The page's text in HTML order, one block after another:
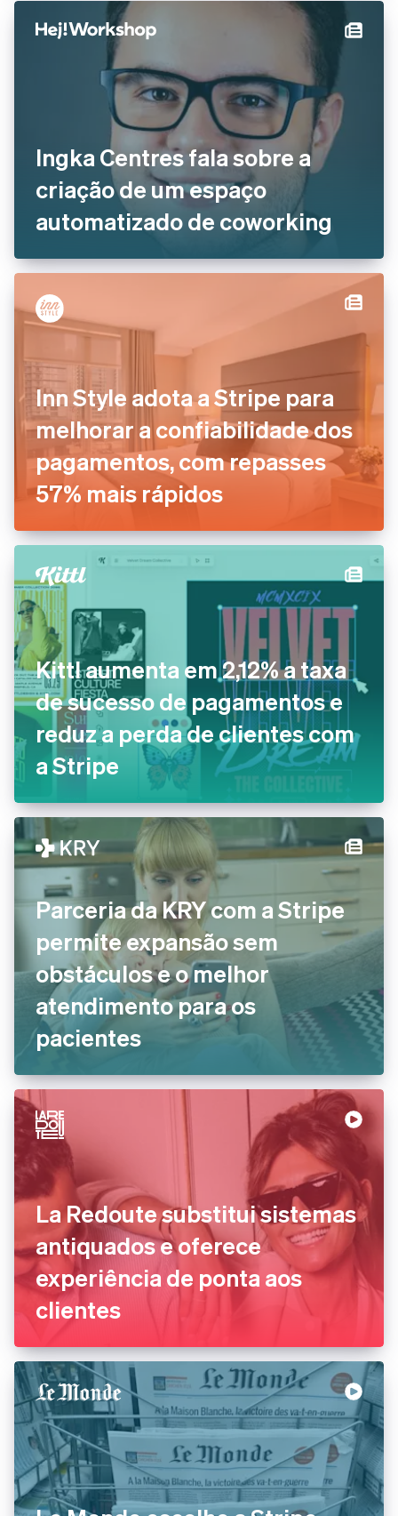
Ingka Centres fala sobre a
criação de um espaço
automatizado de coworking
Inn Style adota a Stripe para
melhorar a confiabilidade dos
pagamentos, com repasses
57% mais rápidos
Kittl aumenta em 2,12% a taxa
de sucesso de pagamentos e
reduz a perda de clientes com
a Stripe
Parceria da KRY com a Stripe
permite expansão sem
obstáculos e o melhor
atendimento para os
pacientes
La Redoute substitui sistemas
antiquados e oferece
experiência de ponta aos
clientes